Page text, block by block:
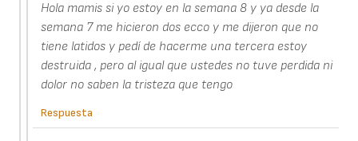
Hola mamis si yo estoy en la semana 8 y ya desde la
semana 7 me hicieron dos ecco y me dijeron que no
tiene latidos y pedí de hacerme una tercera estoy
destruida , pero al igual que ustedes no tuve perdida ni
dolor no saben la tristeza que tengo
Respuesta